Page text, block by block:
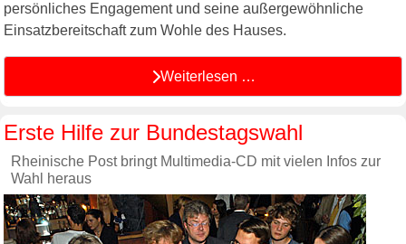
persönliches Engagement und seine außergewöhnliche
Einsatzbereitschaft zum Wohle des Hauses.
Weiterlesen …
Erste Hilfe zur Bundestagswahl
Rheinische Post bringt Multimedia-CD mit vielen Infos zur
Wahl heraus